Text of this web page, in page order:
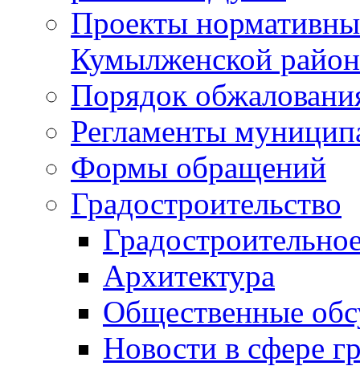
Проекты
Кумылженской
Порядок
Регламенты
Формы обращений
Градостроительство
Архитектура
Общественные
Новости в сфере